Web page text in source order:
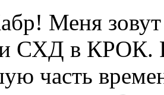
Меня
СХД в КРОК.
часть